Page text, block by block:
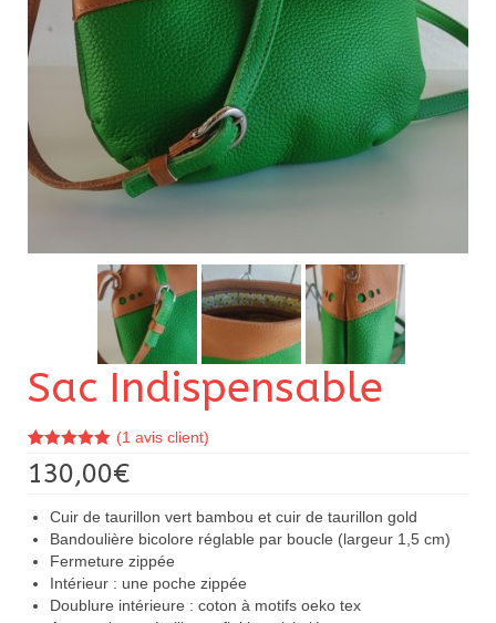
Contact
Sac Indispensable
Noté 5.00
sur 5
basé sur
1
client
(1 avis client)
130,00€
Cuir de taurillon vert bambou et cuir de taurillon gold
Bandoulière bicolore réglable par boucle (largeur 1,5 cm)
Fermeture zippée
Intérieur : une poche zippée
Doublure intérieure : coton à motifs oeko tex